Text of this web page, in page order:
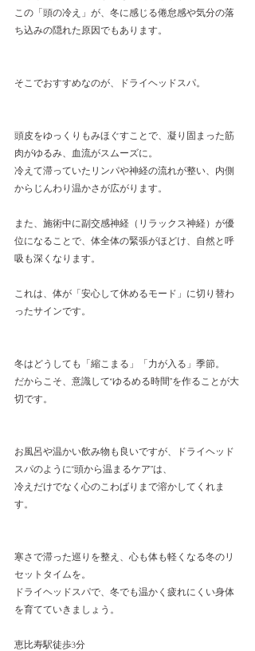
この「頭の冷え」が、冬に感じる倦怠感や気分の落
ち込みの隠れた原因でもあります。
そこでおすすめなのが、ドライヘッドスパ。
頭皮をゆっくりもみほぐすことで、凝り固まった筋
肉がゆるみ、血流がスムーズに。
冷えて滞っていたリンパや神経の流れが整い、内側
からじんわり温かさが広がります。
また、施術中に副交感神経（リラックス神経）が優
位になることで、体全体の緊張がほどけ、自然と呼
吸も深くなります。
これは、体が「安心して休めるモード」に切り替わ
ったサインです。
冬はどうしても「縮こまる」「力が入る」季節。
だからこそ、意識して“ゆるめる時間”を作ることが大
切です。
お風呂や温かい飲み物も良いですが、ドライヘッド
スパのように“頭から温まるケア”は、
冷えだけでなく心のこわばりまで溶かしてくれま
す。
寒さで滞った巡りを整え、心も体も軽くなる冬のリ
セットタイムを。
ドライヘッドスパで、冬でも温かく疲れにくい身体
を育てていきましょう。
恵比寿駅徒歩3分